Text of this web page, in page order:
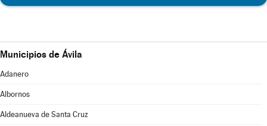
Municipios de Ávila
Adanero
Albornos
Aldeanueva de Santa Cruz